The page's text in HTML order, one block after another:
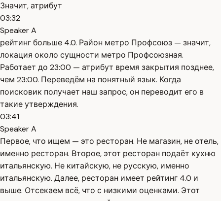
Значит, атрибут
03:32
Speaker A
рейтинг больше 4.0. Район метро Профсоюз — значит,
локация около сущности метро Профсоюзная.
Работает до 23:00 — атрибут время закрытия позднее,
чем 23:00. Переведём на понятный язык. Когда
поисковик получает наш запрос, он переводит его в
такие утверждения.
03:41
Speaker A
Первое, что ищем — это ресторан. Не магазин, не отель,
именно ресторан. Второе, этот ресторан подаёт кухню
итальянскую. Не китайскую, не русскую, именно
итальянскую. Далее, ресторан имеет рейтинг 4.0 и
выше. Отсекаем всё, что с низкими оценками. Этот